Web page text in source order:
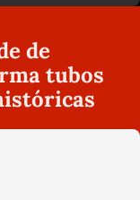
de
tubos